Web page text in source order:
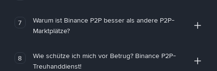
7
Warum ist Binance P2P besser als andere P2P-
Marktplätze?
8
Wie schütze ich mich vor Betrug? Binance P2P-
Treuhanddienst!